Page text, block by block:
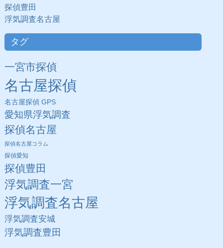
探偵豊田
浮気調査名古屋
タグ
一宮市探偵
名古屋探偵
名古屋探偵 GPS
愛知県浮気調査
探偵名古屋
探偵名古屋コラム
探偵愛知
探偵豊田
浮気調査一宮
浮気調査名古屋
浮気調査安城
浮気調査豊田